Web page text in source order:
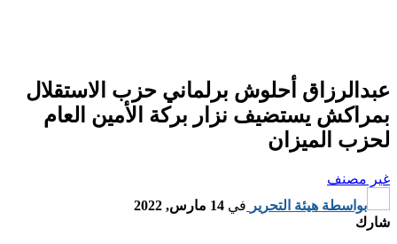
عبدالرزاق أحلوش برلماني حزب الاستقلال
بمراكش يستضيف نزار بركة الأمين العام
لحزب الميزان
غير مصنف
بواسطة هيئة التحرير في 14 مارس, 2022
شارك